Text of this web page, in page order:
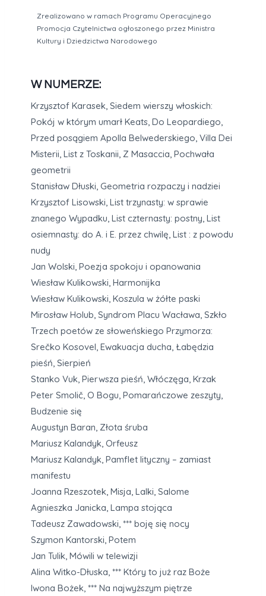
Zrealizowano w ramach Programu Operacyjnego
Promocja Czytelnictwa ogłoszonego przez Ministra
Kultury i Dziedzictwa Narodowego
W NUMERZE:
Krzysztof Karasek, Siedem wierszy włoskich:
Pokój w którym umarł Keats, Do Leopardiego,
Przed posągiem Apolla Belwederskiego, Villa Dei
Misterii, List z Toskanii, Z Masaccia, Pochwała
geometrii
Stanisław Dłuski, Geometria rozpaczy i nadziei
Krzysztof Lisowski, List trzynasty: w sprawie
znanego Wypadku, List czternasty: postny, List
osiemnasty: do A. i E. przez chwilę, List : z powodu
nudy
Jan Wolski, Poezja spokoju i opanowania
Wiesław Kulikowski, Harmonijka
Wiesław Kulikowski, Koszula w żółte paski
Mirosław Holub, Syndrom Placu Wacława, Szkło
Trzech poetów ze słoweńskiego Przymorza:
Srečko Kosovel, Ewakuacja ducha, Łabędzia
pieśń, Sierpień
Stanko Vuk, Pierwsza pieśń, Włóczęga, Krzak
Peter Smolič, O Bogu, Pomarańczowe zeszyty,
Budzenie się
Augustyn Baran, Złota śruba
Mariusz Kalandyk, Orfeusz
Mariusz Kalandyk, Pamflet lityczny – zamiast
manifestu
Joanna Rzeszotek, Misja, Lalki, Salome
Agnieszka Janicka, Lampa stojąca
Tadeusz Zawadowski, *** boję się nocy
Szymon Kantorski, Potem
Jan Tulik, Mówili w telewizji
Alina Witko-Dłuska, *** Który to już raz Boże
Iwona Bożek, *** Na najwyższym piętrze